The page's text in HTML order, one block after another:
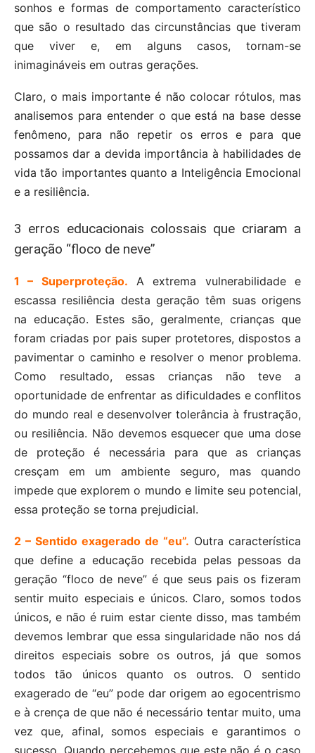
sonhos e formas de comportamento característico
que são o resultado das circunstâncias que tiveram
que viver e, em alguns casos, tornam-se
inimagináveis em outras gerações.
Claro, o mais importante é não colocar rótulos, mas
analisemos para entender o que está na base desse
fenômeno, para não repetir os erros e para que
possamos dar a devida importância à habilidades de
vida tão importantes quanto a Inteligência Emocional
e a resiliência.
3 erros educacionais colossais que criaram a
geração “floco de neve”
1 – Superproteção. A extrema vulnerabilidade e
escassa resiliência desta geração têm suas origens
na educação. Estes são, geralmente, crianças que
foram criadas por pais super protetores, dispostos a
pavimentar o caminho e resolver o menor problema.
Como resultado, essas crianças não teve a
oportunidade de enfrentar as dificuldades e conflitos
do mundo real e desenvolver tolerância à frustração,
ou resiliência. Não devemos esquecer que uma dose
de proteção é necessária para que as crianças
cresçam em um ambiente seguro, mas quando
impede que explorem o mundo e limite seu potencial,
essa proteção se torna prejudicial.
2 – Sentido exagerado de “eu”. Outra característica
que define a educação recebida pelas pessoas da
geração “floco de neve” é que seus pais os fizeram
sentir muito especiais e únicos. Claro, somos todos
únicos, e não é ruim estar ciente disso, mas também
devemos lembrar que essa singularidade não nos dá
direitos especiais sobre os outros, já que somos
todos tão únicos quanto os outros. O sentido
exagerado de “eu” pode dar origem ao egocentrismo
e à crença de que não é necessário tentar muito, uma
vez que, afinal, somos especiais e garantimos o